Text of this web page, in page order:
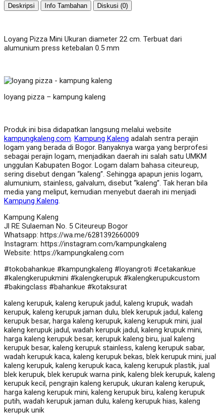
Deskripsi Info Tambahan Diskusi (0)
Loyang Pizza Mini Ukuran diameter 22 cm. Terbuat dari
alumunium press ketebalan 0.5 mm
loyang pizza – kampung kaleng
Produk ini bisa didapatkan langsung melalui website
kampungkaleng.com Kampung Kaleng adalah sentra perajin
logam yang berada di Bogor. Banyaknya warga yang berprofesi
sebagai perajin logam, menjadikan daerah ini salah satu UMKM
unggulan Kabupaten Bogor. Logam dalam bahasa citeureup,
sering disebut dengan “kaleng”. Sehingga apapun jenis logam,
alumunium, stainless, galvalum, disebut “kaleng”. Tak heran bila
media yang meliput, kemudian menyebut daerah ini menjadi
Kampung Kaleng
Kampung Kaleng
Jl RE Sulaeman No. 5 Citeureup Bogor
Whatsapp: https://wa.me/6281392660009
Instagram: https://instagram.com/kampungkaleng
Website: https://kampungkaleng.com
#tokobahankue #kampungkaleng #loyangroti #cetakankue
#kalengkerupukmini #kalengkerupuk #kalengkerupukcustom
#bakingclass #bahankue #kotaksurat
kaleng kerupuk, kaleng kerupuk jadul, kaleng krupuk, wadah
kerupuk, kaleng kerupuk jaman dulu, blek kerupuk jadul, kaleng
kerupuk besar, harga kaleng kerupuk, kaleng kerupuk mini, jual
kaleng kerupuk jadul, wadah kerupuk jadul, kaleng krupuk mini,
harga kaleng kerupuk besar, kerupuk kaleng biru, jual kaleng
kerupuk besar, kaleng kerupuk stainless, kaleng kerupuk sabar,
wadah kerupuk kaca, kaleng kerupuk bekas, blek kerupuk mini, jual
kaleng kerupuk, kaleng kerupuk kaca, kaleng kerupuk plastik, jual
blek kerupuk, blek kerupuk warna pink, kaleng blek kerupuk, kaleng
kerupuk kecil, pengrajin kaleng kerupuk, ukuran kaleng kerupuk,
harga kaleng kerupuk mini, kaleng kerupuk biru, kaleng kerupuk
putih, wadah kerupuk jaman dulu, kaleng kerupuk hias, kaleng
kerupuk unik